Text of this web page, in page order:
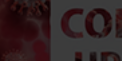
Venray
Noord-
Midden-